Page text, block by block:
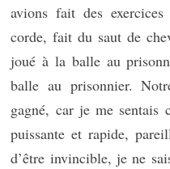
avions fait des
corde, fait du saut de
joué à la balle au
balle au prisonnier.
gagné, car je me sentais
puissante et rapide,
d’être invincible, je ne